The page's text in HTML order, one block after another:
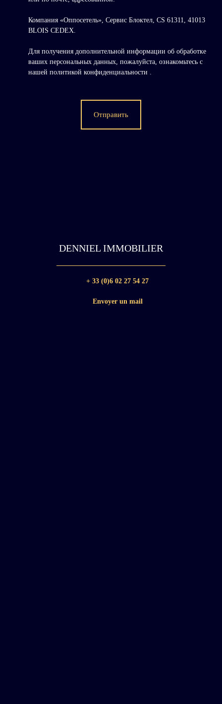
Компания «Оппосетель», Сервис Блоктел, CS 61311, 41013
BLOIS CEDEX.
Для получения дополнительной информации об обработке
ваших персональных данных, пожалуйста, ознакомьтесь с
нашей политикой конфиденциальности .
Отправить
DENNIEL IMMOBILIER
+ 33 (0)6 02 27 54 27
Envoyer un mail